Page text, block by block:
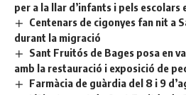
per a la llar d’infants i pels
Centenars de cigonyes fan nit a
durant la migració
Sant Fruitós de Bages posa en
amb la restauració i exposició de
Farmàcia de guàrdia del 8 i 9